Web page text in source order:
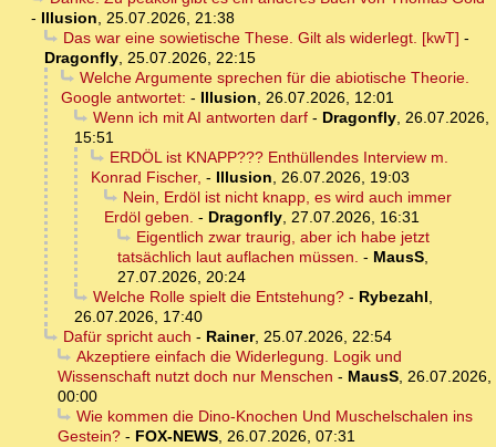
- Illusion, 25.07.2026, 21:38
Das war eine sowietische These. Gilt als widerlegt. [kwT] -
Dragonfly, 25.07.2026, 22:15
Welche Argumente sprechen für die abiotische Theorie.
Google antwortet: - Illusion, 26.07.2026, 12:01
Wenn ich mit AI antworten darf- Dragonfly, 26.07.2026,
15:51
ERDÖL ist KNAPP??? Enthüllendes Interview m.
Konrad Fischer, - Illusion, 26.07.2026, 19:03
Nein, Erdöl ist nicht knapp, es wird auch immer
Erdöl geben. - Dragonfly, 27.07.2026, 16:31
Eigentlich zwar traurig, aber ich habe jetzt
tatsächlich laut auflachen müssen. - MausS,
27.07.2026, 20:24
Welche Rolle spielt die Entstehung?- Rybezahl,
26.07.2026, 17:40
Dafür spricht auch - Rainer, 25.07.2026, 22:54
Akzeptiere einfach die Widerlegung. Logik und
Wissenschaft nutzt doch nur Menschen - MausS, 26.07.2026,
00:00
Wie kommen die Dino-Knochen Und Muschelschalen ins
Gestein? - FOX-NEWS, 26.07.2026, 07:31